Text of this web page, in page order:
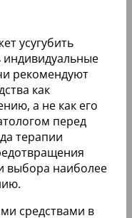
усугубить
индивидуальные
рекомендуют
как
а не как его
перед
терапии
выбора наиболее